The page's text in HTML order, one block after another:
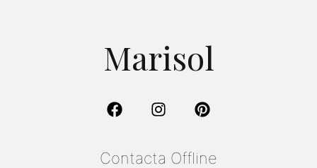
Marisol
Contacta Offline